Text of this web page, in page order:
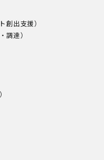
出支援）
調達）